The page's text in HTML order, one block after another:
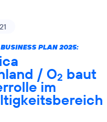
PLAN 2025:
/ O2 baut
im